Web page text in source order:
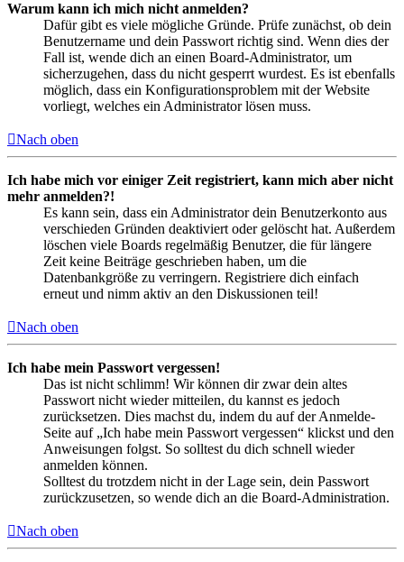
Warum kann ich mich nicht anmelden?
Dafür gibt es viele mögliche Gründe. Prüfe zunächst, ob dein
Benutzername und dein Passwort richtig sind. Wenn dies der
Fall ist, wende dich an einen Board-Administrator, um
sicherzugehen, dass du nicht gesperrt wurdest. Es ist ebenfalls
möglich, dass ein Konfigurationsproblem mit der Website
vorliegt, welches ein Administrator lösen muss.
Nach oben
Ich habe mich vor einiger Zeit registriert, kann mich aber nicht
mehr anmelden?!
Es kann sein, dass ein Administrator dein Benutzerkonto aus
verschieden Gründen deaktiviert oder gelöscht hat. Außerdem
löschen viele Boards regelmäßig Benutzer, die für längere
Zeit keine Beiträge geschrieben haben, um die
Datenbankgröße zu verringern. Registriere dich einfach
erneut und nimm aktiv an den Diskussionen teil!
Nach oben
Ich habe mein Passwort vergessen!
Das ist nicht schlimm! Wir können dir zwar dein altes
Passwort nicht wieder mitteilen, du kannst es jedoch
zurücksetzen. Dies machst du, indem du auf der Anmelde-
Seite auf „Ich habe mein Passwort vergessen“ klickst und den
Anweisungen folgst. So solltest du dich schnell wieder
anmelden können.
Solltest du trotzdem nicht in der Lage sein, dein Passwort
zurückzusetzen, so wende dich an die Board-Administration.
Nach oben